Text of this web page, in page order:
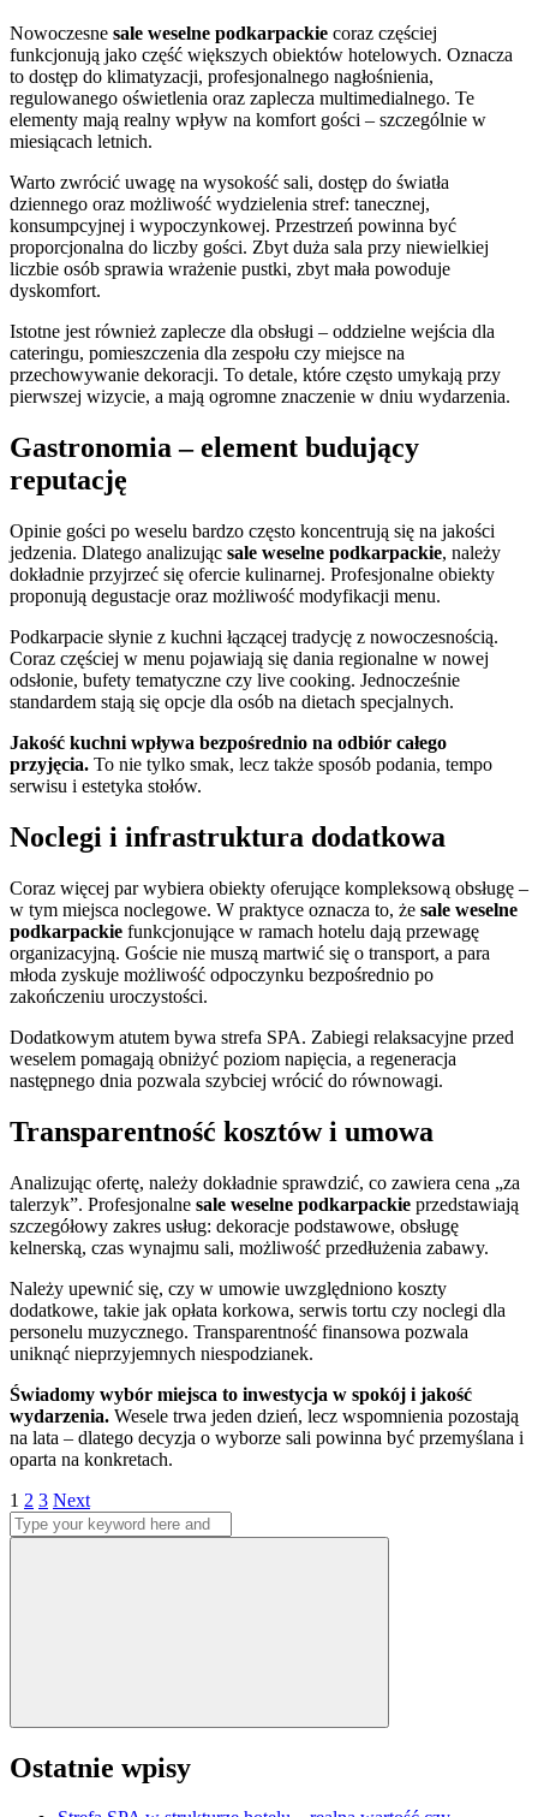
Nowoczesne sale weselne podkarpackie coraz częściej
funkcjonują jako część większych obiektów hotelowych. Oznacza
to dostęp do klimatyzacji, profesjonalnego nagłośnienia,
regulowanego oświetlenia oraz zaplecza multimedialnego. Te
elementy mają realny wpływ na komfort gości – szczególnie w
miesiącach letnich.
Warto zwrócić uwagę na wysokość sali, dostęp do światła
dziennego oraz możliwość wydzielenia stref: tanecznej,
konsumpcyjnej i wypoczynkowej. Przestrzeń powinna być
proporcjonalna do liczby gości. Zbyt duża sala przy niewielkiej
liczbie osób sprawia wrażenie pustki, zbyt mała powoduje
dyskomfort.
Istotne jest również zaplecze dla obsługi – oddzielne wejścia dla
cateringu, pomieszczenia dla zespołu czy miejsce na
przechowywanie dekoracji. To detale, które często umykają przy
pierwszej wizycie, a mają ogromne znaczenie w dniu wydarzenia.
Gastronomia – element budujący
reputację
Opinie gości po weselu bardzo często koncentrują się na jakości
jedzenia. Dlatego analizując sale weselne podkarpackie, należy
dokładnie przyjrzeć się ofercie kulinarnej. Profesjonalne obiekty
proponują degustacje oraz możliwość modyfikacji menu.
Podkarpacie słynie z kuchni łączącej tradycję z nowoczesnością.
Coraz częściej w menu pojawiają się dania regionalne w nowej
odsłonie, bufety tematyczne czy live cooking. Jednocześnie
standardem stają się opcje dla osób na dietach specjalnych.
Jakość kuchni wpływa bezpośrednio na odbiór całego
przyjęcia. To nie tylko smak, lecz także sposób podania, tempo
serwisu i estetyka stołów.
Noclegi i infrastruktura dodatkowa
Coraz więcej par wybiera obiekty oferujące kompleksową obsługę –
w tym miejsca noclegowe. W praktyce oznacza to, że sale weselne
podkarpackie funkcjonujące w ramach hotelu dają przewagę
organizacyjną. Goście nie muszą martwić się o transport, a para
młoda zyskuje możliwość odpoczynku bezpośrednio po
zakończeniu uroczystości.
Dodatkowym atutem bywa strefa SPA. Zabiegi relaksacyjne przed
weselem pomagają obniżyć poziom napięcia, a regeneracja
następnego dnia pozwala szybciej wrócić do równowagi.
Transparentność kosztów i umowa
Analizując ofertę, należy dokładnie sprawdzić, co zawiera cena „za
talerzyk”. Profesjonalne sale weselne podkarpackie przedstawiają
szczegółowy zakres usług: dekoracje podstawowe, obsługę
kelnerską, czas wynajmu sali, możliwość przedłużenia zabawy.
Należy upewnić się, czy w umowie uwzględniono koszty
dodatkowe, takie jak opłata korkowa, serwis tortu czy noclegi dla
personelu muzycznego. Transparentność finansowa pozwala
uniknąć nieprzyjemnych niespodzianek.
Świadomy wybór miejsca to inwestycja w spokój i jakość
wydarzenia. Wesele trwa jeden dzień, lecz wspomnienia pozostają
na lata – dlatego decyzja o wyborze sali powinna być przemyślana i
oparta na konkretach.
Stronicowanie
wpisów
Page
1 Page
2 Page
3 Next
Search
for:
Ostatnie wpisy